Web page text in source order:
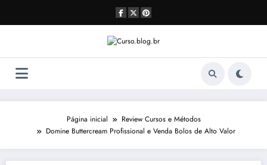
o
Página inicial
Review Cursos e Métodos
Domine Buttercream Profissional e Venda Bolos de Alto Valor